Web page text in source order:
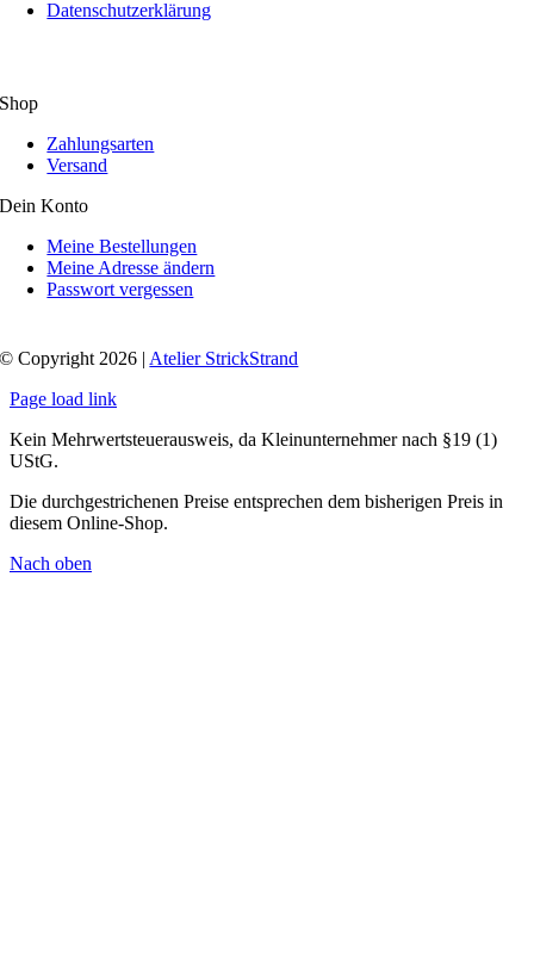
Datenschutzerklärung
Shop
Zahlungsarten
Versand
Dein Konto
Meine Bestellungen
Meine Adresse ändern
Passwort vergessen
© Copyright 2026 |Atelier StrickStrand
Page load link
Kein Mehrwertsteuerausweis, da Kleinunternehmer nach §19 (1)
UStG.
Die durchgestrichenen Preise entsprechen dem bisherigen Preis in
diesem Online-Shop.
Nach oben